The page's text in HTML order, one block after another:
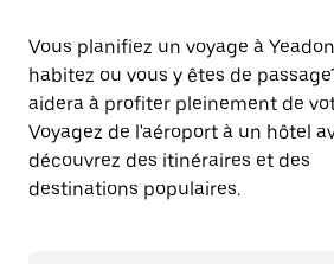
Vous planifiez un voyage à
habitez ou vous y êtes de
aidera à profiter pleinement de
Voyagez de l'aéroport à un hôtel
découvrez des itinéraires et des
destinations populaires.